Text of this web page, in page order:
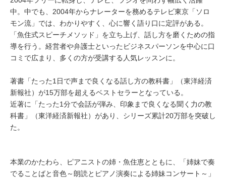
中。中でも、2004年からナレーターを務めるテレビ東京「ソロ
モン流」では、わかりやすく、心に響く語り口に定評がある。
「魚住式スピーチメソッド」を立ち上げ、話し方を磨くための指
導を行う。経営者や弁護士といったビジネスパーソンを中心に口
コミで広まり、多くの方が受講する人気レッスンに。
著書「たった1日で声まで良くなる話し方の教科書」（東洋経済
新報社）が15万部を超えるベストセラーとなっている。
近著に「たった1分で会話が弾み、印象まで良くなる聞く力の教
科書」（東洋経済新報社）があり、シリーズ累計20万部を突破し
た。
本業のかたわら、ピアニストの姉・魚住恵とともに、「姉妹で奏
でることばと音色～朗読とピアノ演奏による姉妹コンサート～」